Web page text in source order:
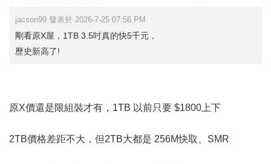
jacson99 發表於 2026-7-25 07:56 PM
剛看原X屋，1TB 3.5吋真的快5千元，
歷史新高了!
原X價還是限組裝才有，1TB 以前只要 $1800上下
2TB價格差距不大，但2TB大都是 256M快取、SMR